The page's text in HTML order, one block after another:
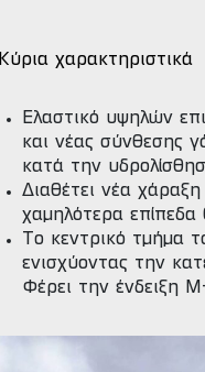
Κύρια χαρακτηριστικά
Ελαστικό υψηλών
και νέας σύνθεσης
κατά την
Διαθέτει νέα
χαμηλότερα επίπεδα
Το κεντρικό τμήμα
ενισχύοντας την
Φέρει την ένδειξη